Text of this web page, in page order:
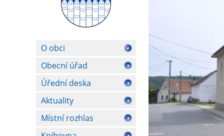
O obci
Obecní úřad
Úřední deska
Aktuality
Místní rozhlas